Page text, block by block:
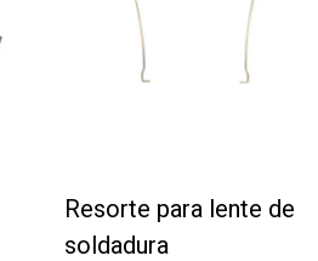
Resorte para lente de
soldadura